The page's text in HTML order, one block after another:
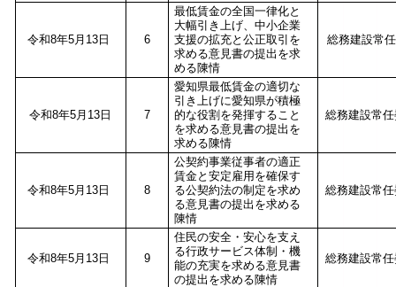
令和8年5月13日 6
最低賃金の全国一律化と
大幅引き上げ、中小企業
支援の拡充と公正取引を
求める意見書の提出を求
める陳情
総務建設常
令和8年5月13日 7
愛知県最低賃金の適切な
引き上げに愛知県が積極
的な役割を発揮すること
を求める意見書の提出を
求める陳情
総務建設常
令和8年5月13日 8
公契約事業従事者の適正
賃金と安定雇用を確保す
る公契約法の制定を求め
る意見書の提出を求める
陳情
総務建設常
令和8年5月13日 9
住民の安全・安心を支え
る行政サービス体制・機
能の充実を求める意見書
の提出を求める陳情
総務建設常